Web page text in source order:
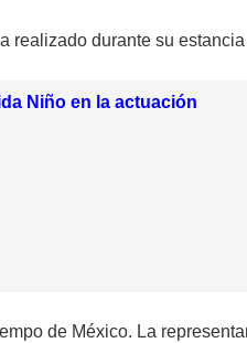
realizado durante su estancia
Niño en la actuación
de México. La